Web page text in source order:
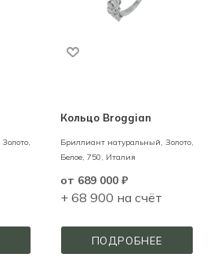
Золото,
Кольцо Broggian
Бриллиант натуральный, Золото,
Белое, 750, Италия
от 689 000 ₽
+ 68 900 на счёт
ПОДРОБНЕЕ